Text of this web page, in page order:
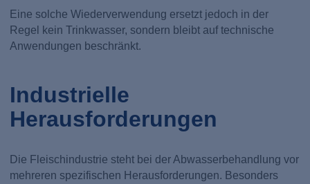
Eine solche Wiederverwendung ersetzt jedoch in der
Regel kein Trinkwasser, sondern bleibt auf technische
Anwendungen beschränkt.
Industrielle
Herausforderungen
Die Fleischindustrie steht bei der Abwasserbehandlung vor
mehreren spezifischen Herausforderungen. Besonders